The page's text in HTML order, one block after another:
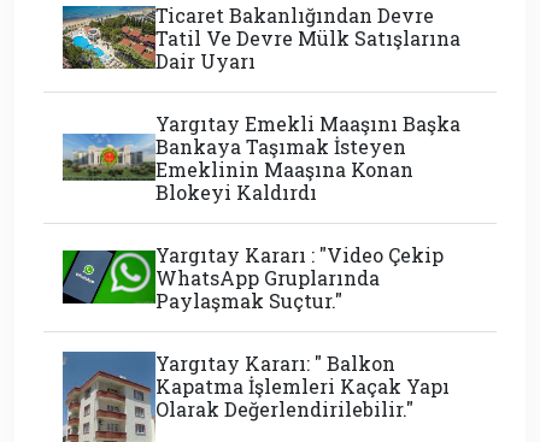
Ticaret Bakanlığından Devre
Tatil Ve Devre Mülk Satışlarına
Dair Uyarı
Yargıtay Emekli Maaşını Başka
Bankaya Taşımak İsteyen
Emeklinin Maaşına Konan
Blokeyi Kaldırdı
Yargıtay Kararı : "Video Çekip
WhatsApp Gruplarında
Paylaşmak Suçtur."
Yargıtay Kararı: " Balkon
Kapatma İşlemleri Kaçak Yapı
Olarak Değerlendirilebilir."